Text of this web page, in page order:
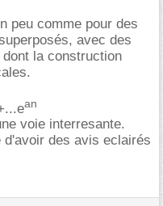
peu comme pour des
avec des
la construction
an
voie interresante.
des avis eclairés